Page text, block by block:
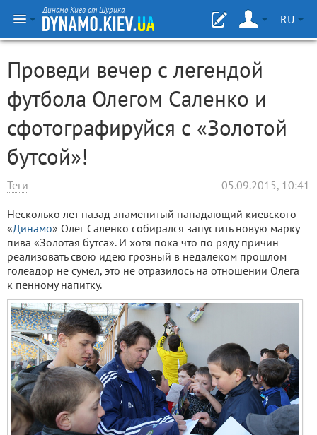
Динамо Киев от Шурика
RU
Проведи вечер с легендой
футбола Олегом Саленко и
сфотографируйся с «Золотой
бутсой»!
Теги 05.09.2015, 10:41
Несколько лет назад знаменитый нападающий киевского
«Динамо» Олег Саленко собирался запустить новую марку
пива «Золотая бутса». И хотя пока что по ряду причин
реализовать свою идею грозный в недалеком прошлом
голеадор не сумел, это не отразилось на отношении Олега
к пенному напитку.